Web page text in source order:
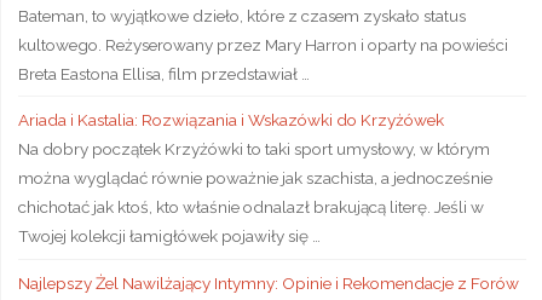
Bateman, to wyjątkowe dzieło, które z czasem zyskało status
kultowego. Reżyserowany przez Mary Harron i oparty na powieści
Breta Eastona Ellisa, film przedstawiał …
Ariada i Kastalia: Rozwiązania i Wskazówki do Krzyżówek
Na dobry początek Krzyżówki to taki sport umysłowy, w którym
można wyglądać równie poważnie jak szachista, a jednocześnie
chichotać jak ktoś, kto właśnie odnalazł brakującą literę. Jeśli w
Twojej kolekcji łamigłówek pojawiły się …
Najlepszy Żel Nawilżający Intymny: Opinie i Rekomendacje z Forów